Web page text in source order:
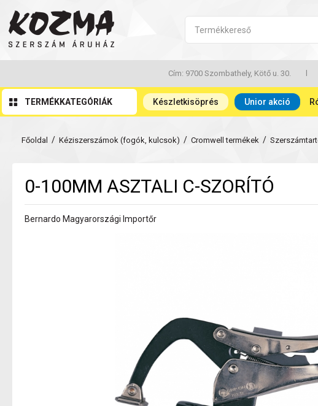
Cím: 9700 Szombathely, Kötő u. 30.
TERMÉKKATEGÓRIÁK Készletkisöprés Unior akció
Főoldal / Kéziszerszámok (fogók, kulcsok) / Cromwell termékek /
0-100MM ASZTALI C-SZORÍTÓ
Bernardo Magyarországi Importőr